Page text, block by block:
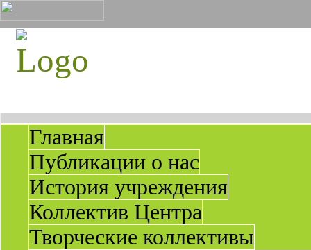
Главная
Публикации о нас
История учреждения
Коллектив Центра
Творческие коллективы